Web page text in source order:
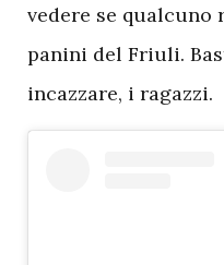
vedere se
panini del Friuli.
incazzare, i ragazzi.